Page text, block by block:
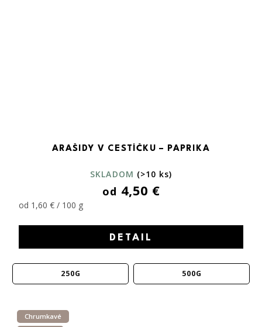
ARAŠIDY V CESTÍČKU – PAPRIKA
SKLADOM (>10 ks)
od 4,50 €
od 1,60 € / 100 g
DETAIL
250G 500G
Chrumkavé